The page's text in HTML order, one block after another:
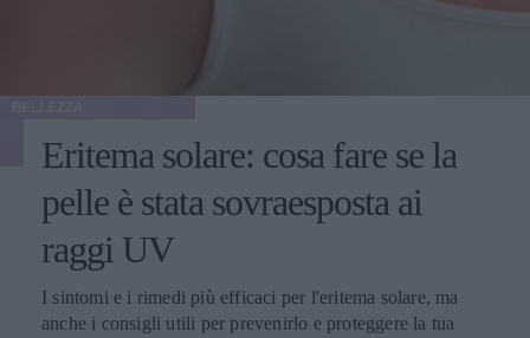
Eritema solare: cosa fare se la
pelle è stata sovraesposta ai
raggi UV
I sintomi e i rimedi più efficaci per l'eritema solare, ma
anche i consigli utili per prevenirlo e proteggere la tua